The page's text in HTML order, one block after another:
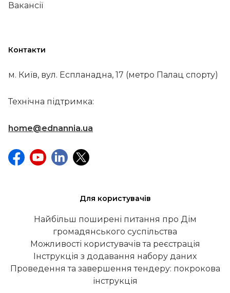
Вакансії
Контакти
м. Київ, вул. Еспланадна, 17 (метро Палац спорту)
Технічна підтримка:
home@ednannia.ua
Для користувачів
Найбільш поширені питання про Дім
громадянського суспільства
Можливості користувачів та реєстрація
Інструкція з додавання набору даних
Проведення та завершення тендеру: покрокова
інструкція